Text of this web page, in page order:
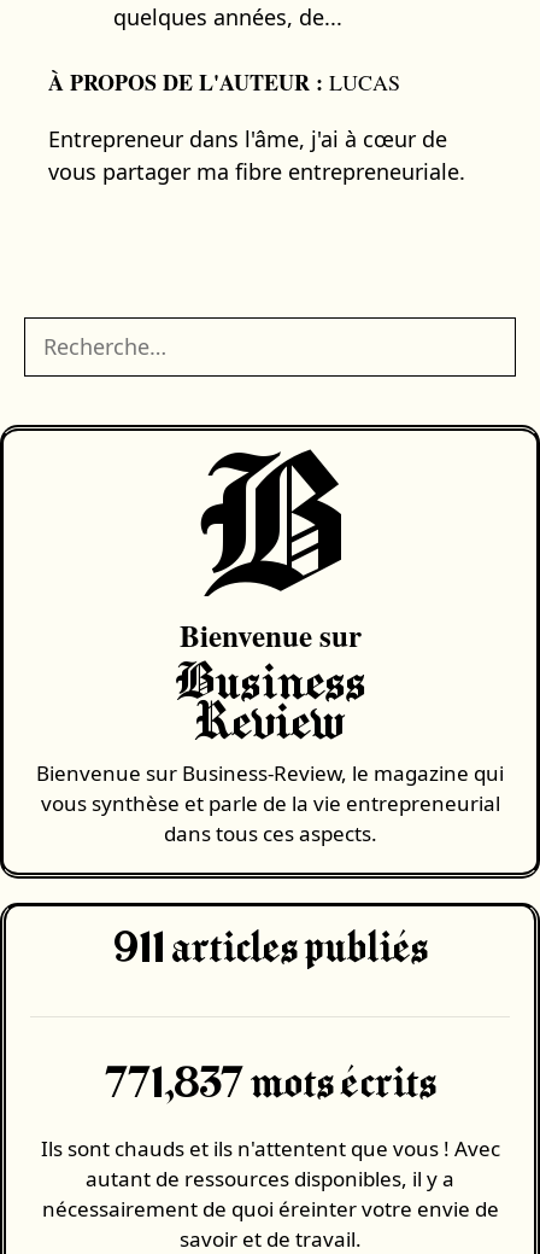
quelques années, de...
À PROPOS DE L'AUTEUR : LUCAS
Entrepreneur dans l'âme, j'ai à cœur de
vous partager ma fibre entrepreneuriale.
Rechercher :
B
Bienvenue sur
Business
Review
Bienvenue sur Business-Review, le magazine qui
vous synthèse et parle de la vie entrepreneurial
dans tous ces aspects.
911 articles publiés
771,837 mots écrits
Ils sont chauds et ils n'attentent que vous ! Avec
autant de ressources disponibles, il y a
nécessairement de quoi éreinter votre envie de
savoir et de travail.